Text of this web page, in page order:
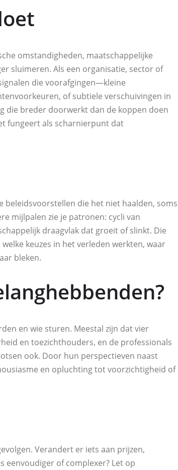
omstandigheden, maatschappelijke
sluimeren. Als een organisatie, sector of
die voorafgingen—kleine
of subtiele verschuivingen in
die breder doorwerkt dan de koppen doen
fungeert als scharnierpunt dat
beleidsvoorstellen die het niet haalden, soms
mijlpalen zie je patronen: cycli van
draagvlak dat groeit of slinkt. Die
keuzes in het verleden werkten, waar
bleken.
en wie sturen. Meestal zijn dat vier
en toezichthouders, en de professionals
ook. Door hun perspectieven naast
en opluchting tot voorzichtigheid of
Verandert er iets aan prijzen,
eenvoudiger of complexer? Let op